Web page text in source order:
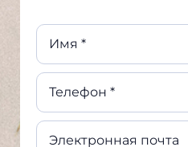
Имя *
Телефон *
Электронная почта